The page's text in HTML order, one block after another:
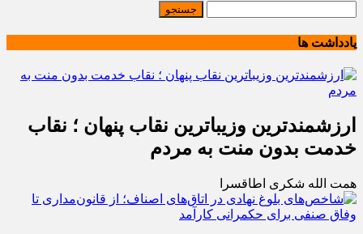
یادداشت ها
ارزشمندترین وزیباترین نقاب پنهان ؛ نقاب
خدمت بدون منت به مردم
همت الله شکری اطاقسرا